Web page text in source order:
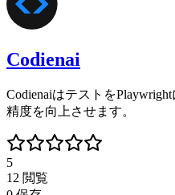
Codienai
Codienaiはテストを
精度を向上させます。
5
12 閲覧